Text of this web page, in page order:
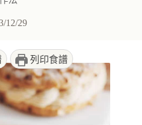
12/29
列印食譜